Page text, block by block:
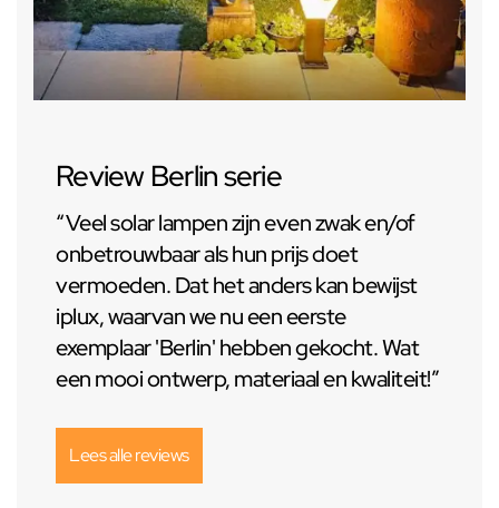
Review Berlin serie
“Veel solar lampen zijn even zwak en/of
onbetrouwbaar als hun prijs doet
vermoeden. Dat het anders kan bewijst
iplux, waarvan we nu een eerste
exemplaar 'Berlin' hebben gekocht. Wat
een mooi ontwerp, materiaal en kwaliteit!”
Lees alle reviews